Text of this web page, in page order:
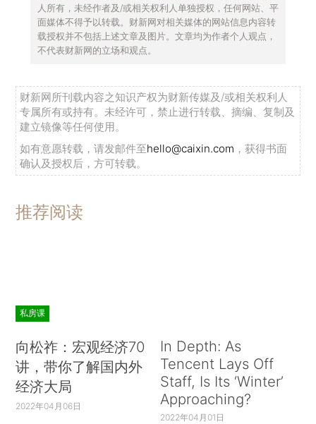
人所有，未经作者及/或相关权利人单独授权，任何网站、平
面媒体不得予以转载。财新网对相关媒体的网站信息内容转
载授权并不包括上述文章及图片。文章均为作者个人观点，
不代表财新网的立场和观点。
财新网所刊载内容之知识产权为财新传媒及/或相关权利人
专属所有或持有。未经许可，禁止进行转载、摘编、复制及
建立镜像等任何使用。
如有意愿转载，请发邮件至hello@caixin.com ，获得书面
确认及授权后，方可转载。
推荐阅读
私房课
向松祚：宏观经济70
讲，带你了解国内外
经济大局
2022年04月06日
In Depth: As
Tencent Lays Off
Staff, Is Its ‘Winter’
Approaching?
2022年04月01日